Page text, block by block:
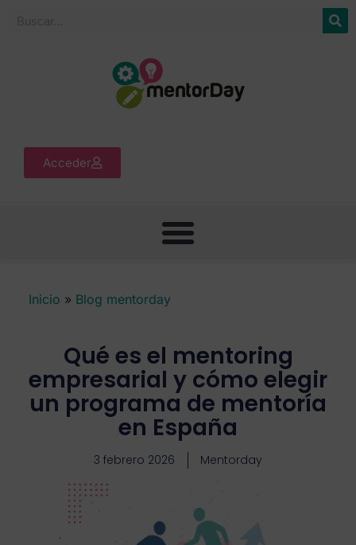
Acceder
Inicio » Blog mentorday
Qué es el mentoring
empresarial y cómo elegir
un programa de mentoría
en España
3 febrero 2026 Mentorday